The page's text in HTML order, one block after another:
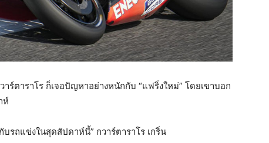
ร์ตาราโร ก็เจอปัญหาอย่างหนักกับ “แฟริ่งใหม่” โดยเขาบอก
ห์
รถแข่งในสุดสัปดาห์นี้” กวาร์ตาราโร เกริ่น